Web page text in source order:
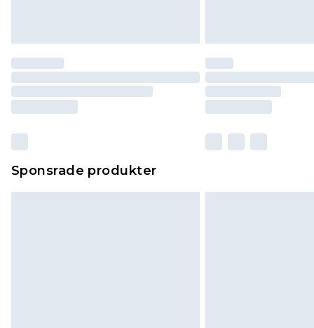
Sponsrade produkter